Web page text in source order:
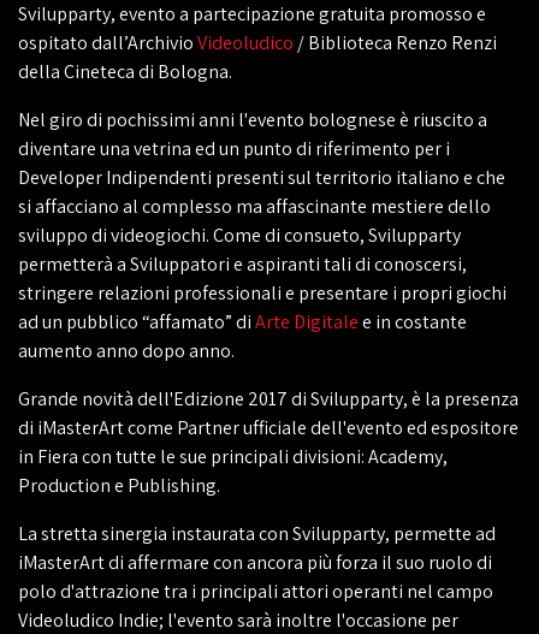
Svilupparty, evento a partecipazione gratuita promosso e
ospitato dall’ArchivioVideoludico / Biblioteca Renzo Renzi
della Cineteca di Bologna.
Nel giro di pochissimi anni l'evento bolognese è riuscito a
diventare una vetrina ed un punto di riferimento per i
Developer Indipendenti presenti sul territorio italiano e che
si affacciano al complesso ma affascinante mestiere dello
sviluppo di videogiochi. Come di consueto, Svilupparty
permetterà a Sviluppatori e aspiranti tali di conoscersi,
stringere relazioni professionali e presentare i propri giochi
ad un pubblico “affamato” diArte Digitalee in costante
aumento anno dopo anno.
Grande novità dell'Edizione 2017 di Svilupparty, è la presenza
di iMasterArt come Partner ufficiale dell'evento ed espositore
in Fiera con tutte le sue principali divisioni: Academy,
Production e Publishing.
La stretta sinergia instaurata con Svilupparty, permette ad
iMasterArt di affermare con ancora più forza il suo ruolo di
polo d'attrazione tra i principali attori operanti nel campo
Videoludico Indie; l'evento sarà inoltre l'occasione per